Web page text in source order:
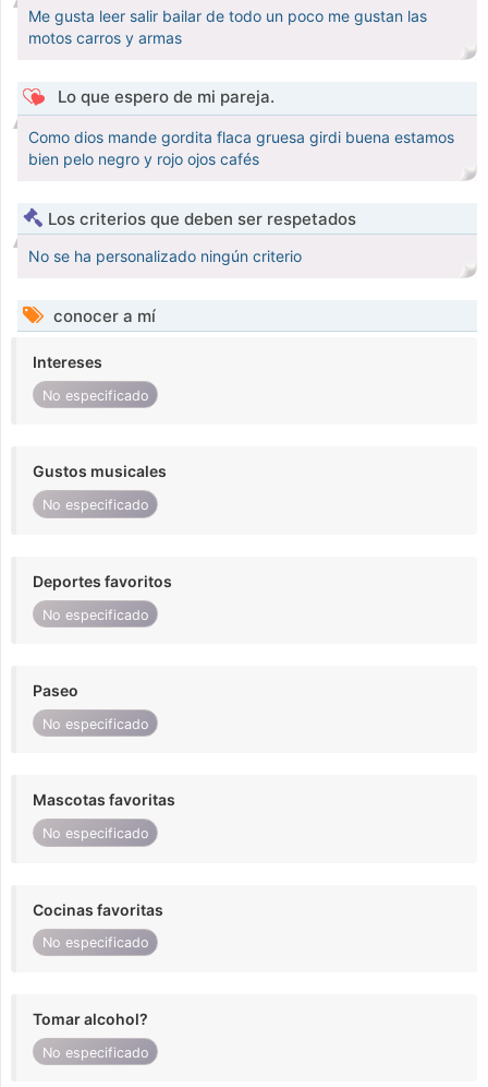
Me gusta leer salir bailar de todo un poco me gustan las
motos carros y armas
Lo que espero de mi pareja.
Como dios mande gordita flaca gruesa girdi buena estamos
bien pelo negro y rojo ojos cafés
Los criterios que deben ser respetados
No se ha personalizado ningún criterio
conocer a mí
Intereses
No especificado
Gustos musicales
No especificado
Deportes favoritos
No especificado
Paseo
No especificado
Mascotas favoritas
No especificado
Cocinas favoritas
No especificado
Tomar alcohol?
No especificado